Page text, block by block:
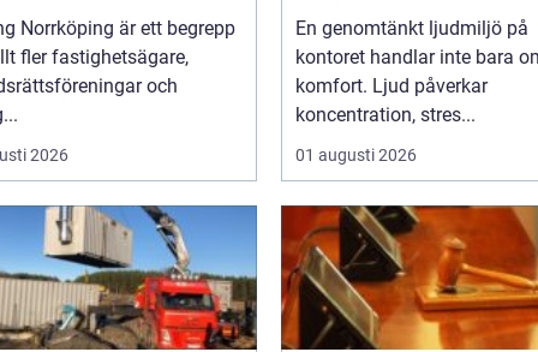
Norrköping är ett begrepp
fler fastighetsägare,
och
2026
En genomtänkt ljudmiljö på
kontoret handlar inte bara
komfort. Ljud påverkar
koncentration, stres...
01 augusti 2026